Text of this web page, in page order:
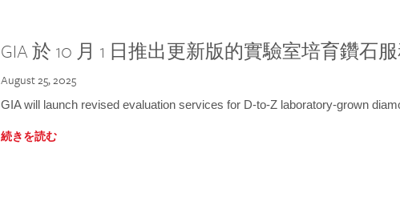
GIA 於 10 月 1 日推出更新版的實驗室培育鑽石
August 25, 2025
GIA will launch revised evaluation services for D-to-Z laboratory-grown
続きを読む